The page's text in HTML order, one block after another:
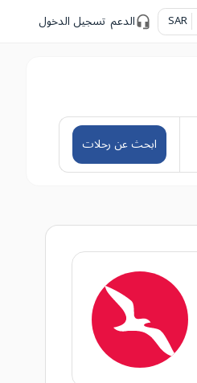
SAR الدعم تسجيل الدخول
ابحث عن رحلات